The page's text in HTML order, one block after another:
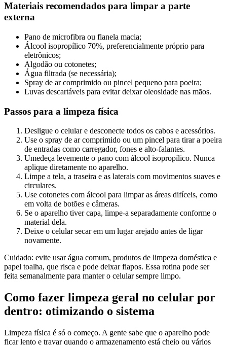
Materiais recomendados para limpar a parte
externa
Pano de microfibra ou flanela macia;
Álcool isopropílico 70%, preferencialmente próprio para
eletrônicos;
Algodão ou cotonetes;
Água filtrada (se necessária);
Spray de ar comprimido ou pincel pequeno para poeira;
Luvas descartáveis para evitar deixar oleosidade nas mãos.
Passos para a limpeza física
Desligue o celular e desconecte todos os cabos e acessórios.
Use o spray de ar comprimido ou um pincel para tirar a poeira
de entradas como carregador, fones e alto-falantes.
Umedeça levemente o pano com álcool isopropílico. Nunca
aplique diretamente no aparelho.
Limpe a tela, a traseira e as laterais com movimentos suaves e
circulares.
Use cotonetes com álcool para limpar as áreas difíceis, como
em volta de botões e câmeras.
Se o aparelho tiver capa, limpe-a separadamente conforme o
material dela.
Deixe o celular secar em um lugar arejado antes de ligar
novamente.
Cuidado: evite usar água comum, produtos de limpeza doméstica e
papel toalha, que risca e pode deixar fiapos. Essa rotina pode ser
feita semanalmente para manter o celular sempre limpo.
Como fazer limpeza geral no celular por
dentro: otimizando o sistema
Limpeza física é só o começo. A gente sabe que o aparelho pode
ficar lento e travar quando o armazenamento está cheio ou vários